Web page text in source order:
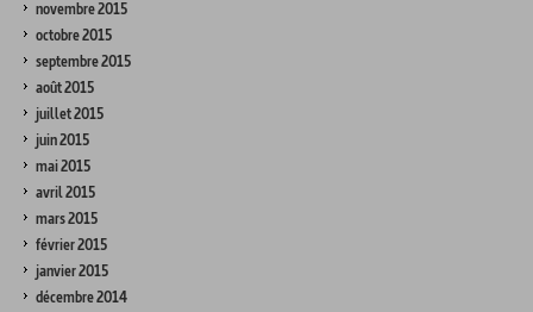
novembre 2015
octobre 2015
septembre 2015
août 2015
juillet 2015
juin 2015
mai 2015
avril 2015
mars 2015
février 2015
janvier 2015
décembre 2014